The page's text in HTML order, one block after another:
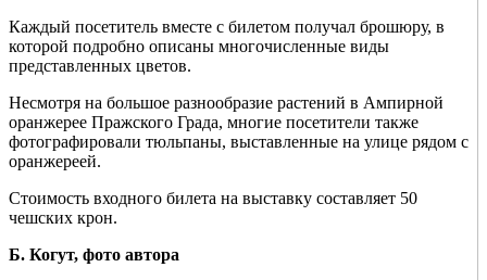
Каждый посетитель вместе с билетом получал брошюру, в
которой подробно описаны многочисленные виды
представленных цветов.
Несмотря на большое разнообразие растений в Ампирной
оранжерее Пражского Града, многие посетители также
фотографировали тюльпаны, выставленные на улице рядом с
оранжереей.
Стоимость входного билета на выставку составляет 50
чешских крон.
Б. Когут, фото автора